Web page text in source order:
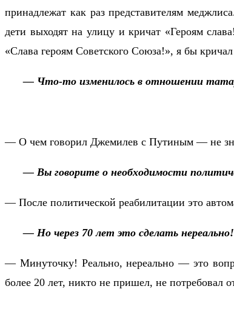
принадлежат как раз представителям
дети выходят на улицу и кричат «Героям
«Слава героям Советского Союза!», я бы
— Что-то изменилось в отношении
— О чем говорил Джемилев с Путиным — не
— Вы говорите о необходимости
— После политической реабилитации это
— Но через 70 лет это сделать нереально!
— Минуточку! Реально, нереально — это
более 20 лет, никто не пришел, не